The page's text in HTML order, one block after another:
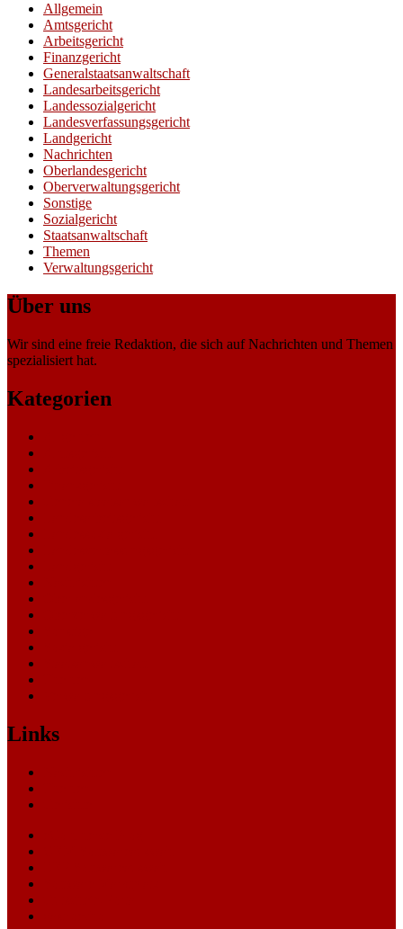
Allgemein
Amtsgericht
Arbeitsgericht
Finanzgericht
Generalstaatsanwaltschaft
Landesarbeitsgericht
Landessozialgericht
Landesverfassungsgericht
Landgericht
Nachrichten
Oberlandesgericht
Oberverwaltungsgericht
Sonstige
Sozialgericht
Staatsanwaltschaft
Themen
Verwaltungsgericht
Über uns
Wir sind eine freie Redaktion, die sich auf Nachrichten und Themen
spezialisiert hat.
Kategorien
Links